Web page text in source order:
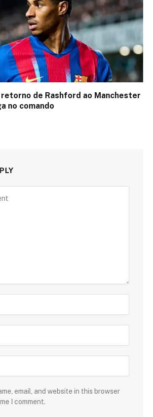
de Rashford ao Manchester
no comando
email, and website in this browser
I comment.